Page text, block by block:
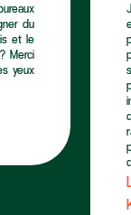
du
et le
Merci
yeux